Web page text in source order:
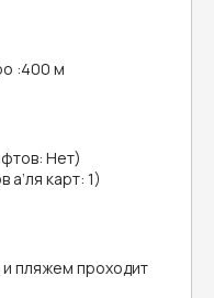
:400 м
Нет)
карт: 1)
пляжем проходит